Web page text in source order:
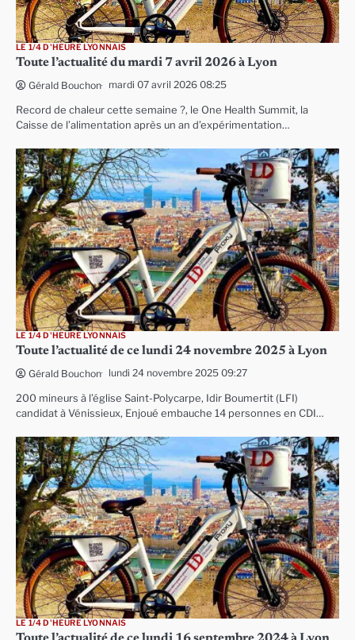
LE 1/4 D'HEURE LYONNAIS
Toute l’actualité du mardi 7 avril 2026 à Lyon
Gérald Bouchon mardi 07 avril 2026 08:25
Record de chaleur cette semaine ?, le One Health Summit, la
Caisse de l’alimentation après un an d’expérimentation…
LE 1/4 D'HEURE LYONNAIS
Toute l’actualité de ce lundi 24 novembre 2025 à Lyon
Gérald Bouchon lundi 24 novembre 2025 09:27
200 mineurs à l’église Saint-Polycarpe, Idir Boumertit (LFI)
candidat à Vénissieux, Enjoué embauche 14 personnes en CDI…
LE 1/4 D'HEURE LYONNAIS